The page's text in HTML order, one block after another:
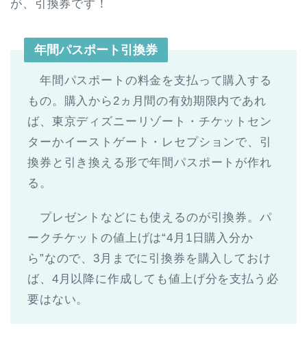
が、引換券です！
年間パスポート引換券
年間パスポートの料金を支払って購入する
もの。購入から2ヵ月間の有効期限内であれ
ば、東京ディズニーリゾート・チケットセン
ターかイーストゲート・レセプションで、引
換券と引き換える形で年間パスポートが作れ
る。
プレゼントなどにも使えるのが引換券。パ
ークチケットの値上げは“4月1日購入分か
ら”なので、3月までに引換券を購入しておけ
ば、4月以降に作成しても値上げ分を支払う必
要はない。